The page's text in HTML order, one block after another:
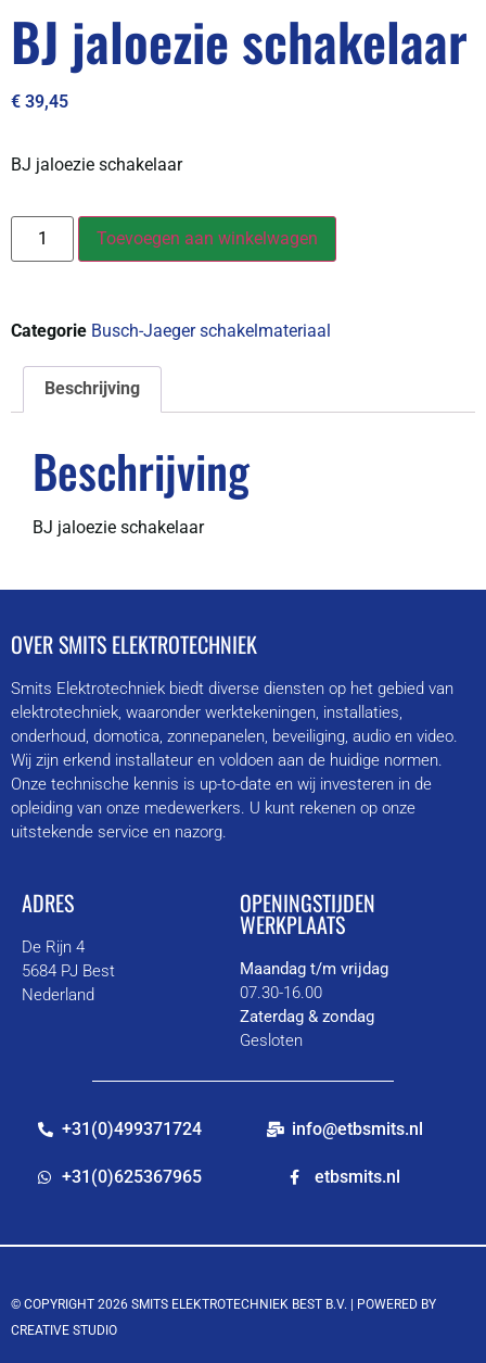
BJ jaloezie schakelaar
€ 39,45
BJ jaloezie schakelaar
Toevoegen aan winkelwagen
Categorie Busch-Jaeger schakelmateriaal
Beschrijving
Beschrijving
BJ jaloezie schakelaar
OVER SMITS ELEKTROTECHNIEK
Smits Elektrotechniek biedt diverse diensten op het gebied van
elektrotechniek, waaronder werktekeningen, installaties,
onderhoud, domotica, zonnepanelen, beveiliging, audio en video.
Wij zijn erkend installateur en voldoen aan de huidige normen.
Onze technische kennis is up-to-date en wij investeren in de
opleiding van onze medewerkers. U kunt rekenen op onze
uitstekende service en nazorg.
ADRES
De Rijn 4
5684 PJ Best
Nederland
OPENINGSTIJDEN
WERKPLAATS
Maandag t/m vrijdag
07.30-16.00
Zaterdag & zondag
Gesloten
+31(0)499371724
+31(0)625367965
info@etbsmits.nl
etbsmits.nl
© COPYRIGHT 2026 SMITS ELEKTROTECHNIEK BEST B.V. |
POWERED BY
CREATIVE STUDIO